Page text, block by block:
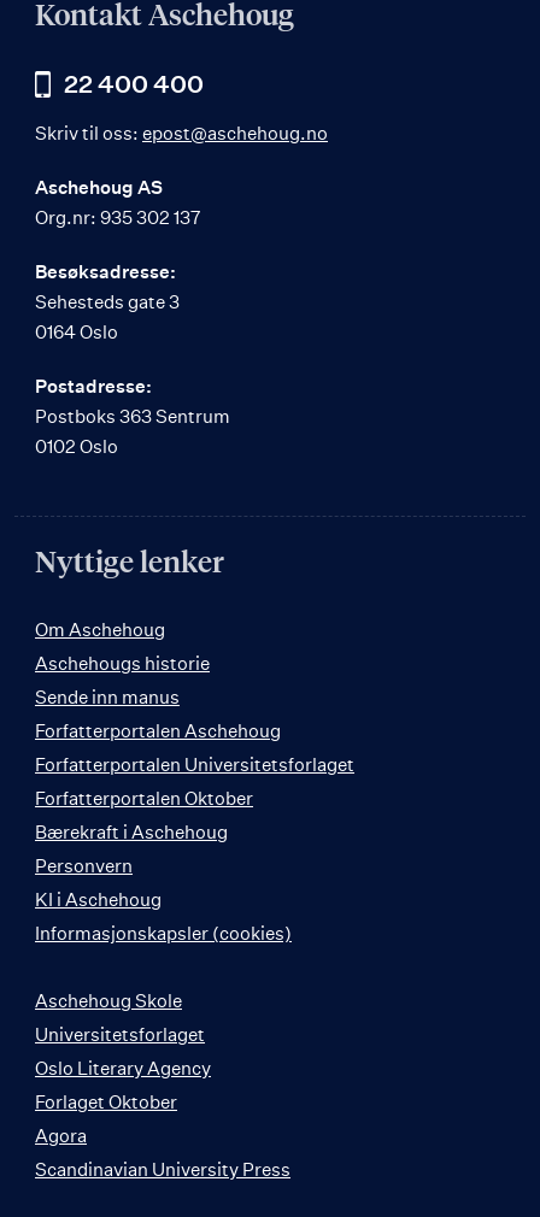
Kontakt Aschehoug
22 400 400
Skriv til oss: epost@aschehoug.no
Aschehoug AS
Org.nr: 935 302 137
Besøksadresse:
Sehesteds gate 3
0164 Oslo
Postadresse:
Postboks 363 Sentrum
0102 Oslo
Nyttige lenker
Om Aschehoug
Aschehougs historie
Sende inn manus
Forfatterportalen Aschehoug
Forfatterportalen Universitetsforlaget
Forfatterportalen Oktober
Bærekraft i Aschehoug
Personvern
KI i Aschehoug
Informasjonskapsler (cookies)
Aschehoug Skole
Universitetsforlaget
Oslo Literary Agency
Forlaget Oktober
Agora
Scandinavian University Press